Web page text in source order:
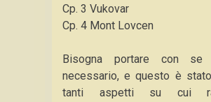
Cp. 3 Vukovar
Cp. 4 Mont Lovcen
Bisogna portare con
necessario, e questo è
tanti aspetti su cui